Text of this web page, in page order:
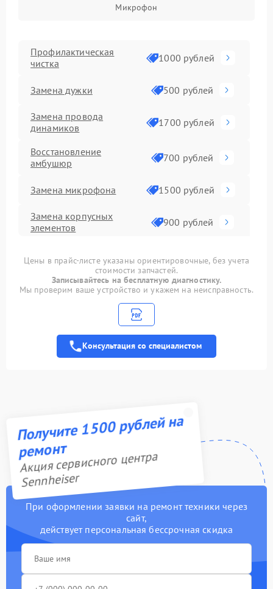
Микрофон
Профилактическая
чистка
1000 рублей
Замена дужки 500 рублей
Замена провода
динамиков
1700 рублей
Восстановление
амбушюр
700 рублей
Замена микрофона 1500 рублей
Замена корпусных
элементов
900 рублей
попадания влаги
1492 рублей
Прошивка 1000 рублей
Ремонт динамика 1100 рублей
Цены в прайс-листе указаны ориентировочные, без учета
стоимости запчастей.
Записывайтесь на бесплатную диагностику.
Мы проверим ваше устройство и укажем на неисправность.
Консультация со специалистом
Получите 1500 рублей на
ремонт
Акция сервисного центра
Sennheiser
При оформлении заявки на ремонт техники через
сайт,
действует персональная бессрочная скидка